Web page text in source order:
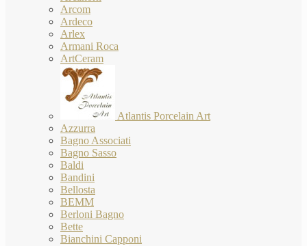
Arcom
Ardeco
Arlex
Armani Roca
ArtCeram
Atlantis Porcelain Art
Azzurra
Bagno Associati
Bagno Sasso
Baldi
Bandini
Bellosta
BEMM
Berloni Bagno
Bette
Bianchini Capponi